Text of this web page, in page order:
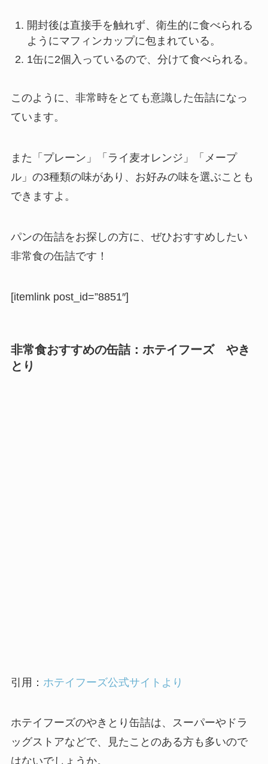
開封後は直接手を触れず、衛生的に食べられる
ようにマフィンカップに包まれている。
1缶に2個入っているので、分けて食べられる。
このように、非常時をとても意識した缶詰になっ
ています。
また「プレーン」「ライ麦オレンジ」「メープ
ル」の3種類の味があり、お好みの味を選ぶことも
できますよ。
パンの缶詰をお探しの方に、ぜひおすすめしたい
非常食の缶詰です！
[itemlink post_id=”8851″]
非常食おすすめの缶詰： ホテイフーズやき
とり
引用： ホテイフーズ公式サイトより
ホテイフーズのやきとり缶詰は、スーパーやドラ
ッグストアなどで、見たことのある方も多いので
はないでしょうか。